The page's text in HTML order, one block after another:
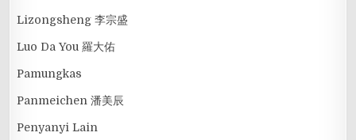
Lizongsheng 李宗盛
Luo Da You 羅大佑
Pamungkas
Panmeichen 潘美辰
Penyanyi Lain